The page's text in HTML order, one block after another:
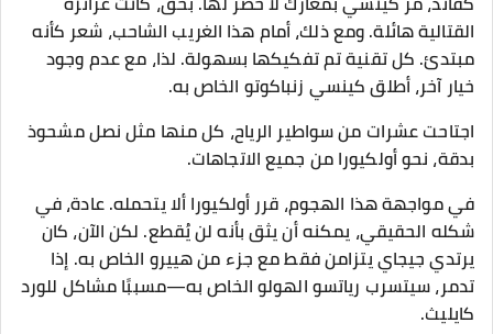
القتالية هائلة. ومع ذلك، أمام هذا الغريب الشاحب، شعر كأنه
مبتدئ. كل تقنية تم تفكيكها بسهولة. لذا، مع عدم وجود
خيار آخر، أطلق كينسي زنباكوتو الخاص به.
اجتاحت عشرات من سواطير الرياح، كل منها مثل نصل مشحوذ
بدقة، نحو أولكيورا من جميع الاتجاهات.
في مواجهة هذا الهجوم، قرر أولكيورا ألا يتحمله. عادة، في
شكله الحقيقي، يمكنه أن يثق بأنه لن يُقطع. لكن الآن، كان
يرتدي جيجاي يتزامن فقط مع جزء من هييرو الخاص به. إذا
تدمر، سيتسرب رياتسو الهولو الخاص به—مسببًا مشاكل للورد
كايليث.